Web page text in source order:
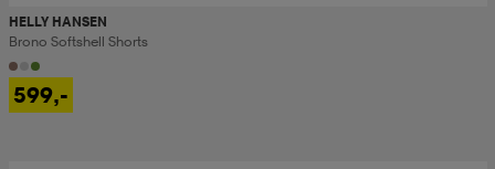
HELLY HANSEN
Brono Softshell Shorts
599,-